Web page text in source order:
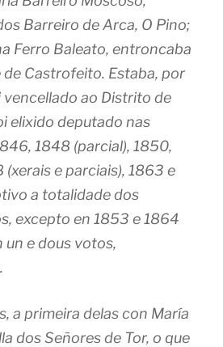
Barreiro de Arca, O Pino;
Ferro Baleato, entroncaba
de Castrofeito. Estaba, por
ao Distrito de
elixido deputado nas
1848 (parcial), 1850,
e parciais), 1863 e
a totalidade dos
excepto en 1853 e 1864
e dous votos,
a primeira delas con María
dos Señores de Tor, o que